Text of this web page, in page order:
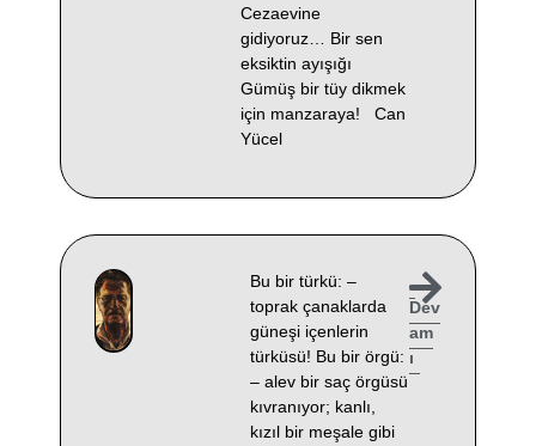
Cezaevine
gidiyoruz… Bir sen
eksiktin ayışığı
Gümüş bir tüy dikmek
için manzaraya! Can
Yücel
Bu bir türkü: –
toprak çanaklarda
güneşi içenlerin
türküsü! Bu bir örgü:
– alev bir saç örgüsü
kıvranıyor; kanlı,
kızıl bir meşale gibi
Dev
am
ı